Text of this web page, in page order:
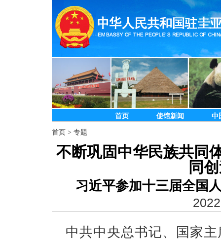
首页 使馆新闻 中
首页 > 专题
不断巩固中华民族共同
同
习近平参加十三届全国
中共中央总书记、国家